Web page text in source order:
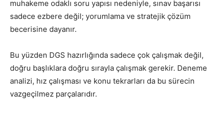
muhakeme odaklı soru yapısı nedeniyle, sınav başarısı
sadece ezbere değil; yorumlama ve stratejik çözüm
becerisine dayanır.
Bu yüzden DGS hazırlığında sadece çok çalışmak değil,
doğru başlıklara doğru sırayla çalışmak gerekir. Deneme
analizi, hız çalışması ve konu tekrarları da bu sürecin
vazgeçilmez parçalarıdır.